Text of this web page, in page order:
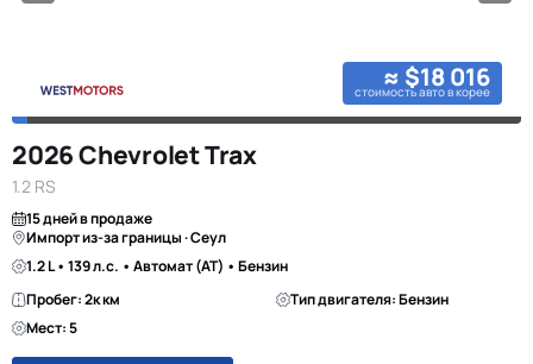
≈ $18 016
стоимость авто в корее
2026 Chevrolet Trax
1.2 RS
15 дней в продаже
Импорт из-за границы · Сеул
1.2 L • 139 л.с. • Автомат (AT) • Бензин
Пробег: 2к км
Тип двигателя: Бензин
Мест: 5